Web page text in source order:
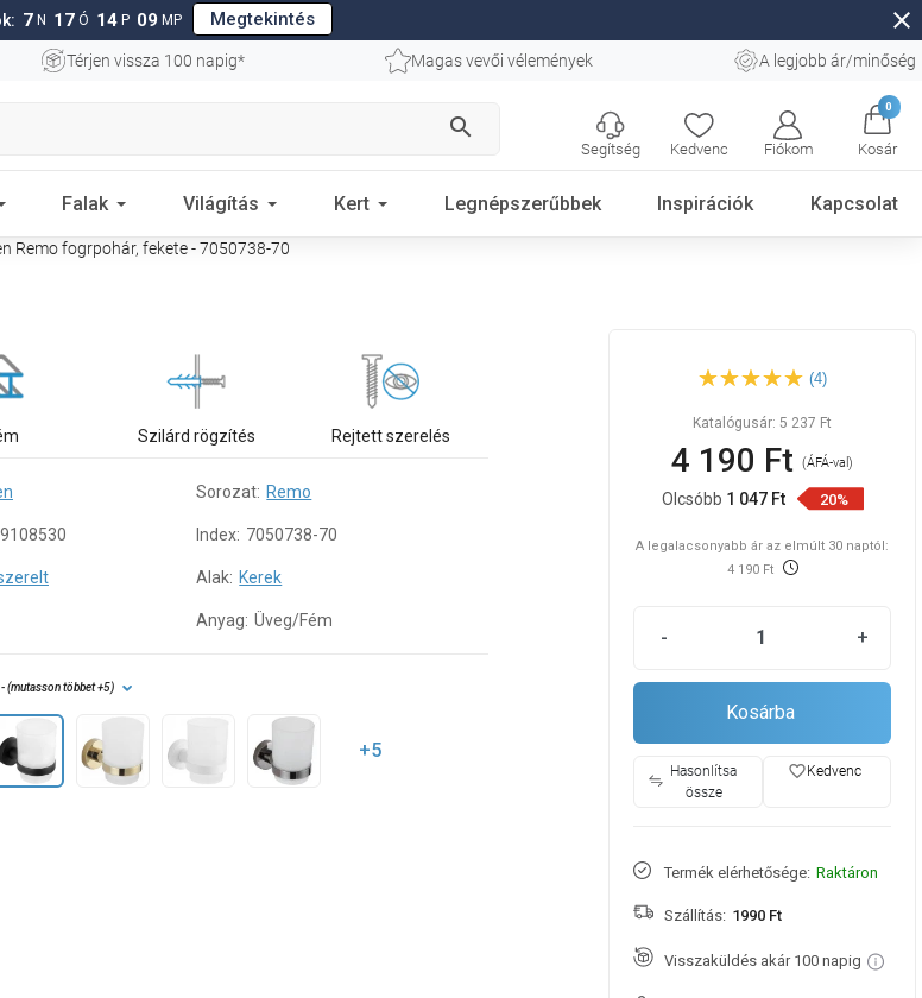
7 N 17 Ó 14 P 08 MP Megtekintés close
Térjen vissza 100 napig* Magas vevői vélemények A legjobb ár/minőség
search
Kedvenc Fiókom
0
Kosár
Segítség
Falak Világítás Kert Legnépszerűbbek Inspirációk Kapcsolat
Remo fogrpohár, fekete - 7050738-70
Szilárd rögzítés Rejtett szerelés
Sorozat: Remo
Index: 7050738-70
Alak: Kerek
Anyag: Üveg/Fém
- (mutasson többet+5)
+5
Mexen Remo fogrpohár,
fekete - 7050738-70
(4)
Katalógusár: 5 237 Ft
4 190 Ft(ÁFÁ-val)
Olcsóbb 1 047 Ft 20%
A legalacsonyabb ár az elmúlt 30 naptól:
4 190 Ft
- +
Kosárba
Hasonlítsa
össze
favorite_borderKedvenc
Termék elérhetősége: Raktáron
Szállítás: 1990 Ft
Visszaküldés akár 100 napig